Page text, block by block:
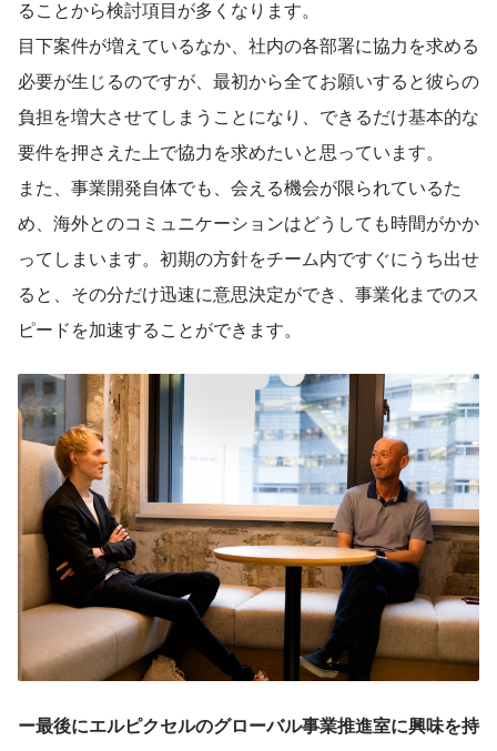
ることから検討項目が多くなります。
目下案件が増えているなか、社内の各部署に協力を求める
必要が生じるのですが、最初から全てお願いすると彼らの
負担を増大させてしまうことになり、できるだけ基本的な
要件を押さえた上で協力を求めたいと思っています。
また、事業開発自体でも、会える機会が限られているた
め、海外とのコミュニケーションはどうしても時間がかか
ってしまいます。初期の方針をチーム内ですぐにうち出せ
ると、その分だけ迅速に意思決定ができ、事業化までのス
ピードを加速することができます。
ー最後にエルピクセルのグローバル事業推進室に興味を持